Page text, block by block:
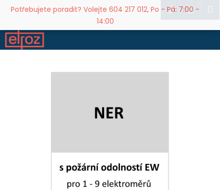
Potřebujete poradit? Volejte 604 217 012, Po - Pá: 7:00 -
14:00
Hledat
š
C